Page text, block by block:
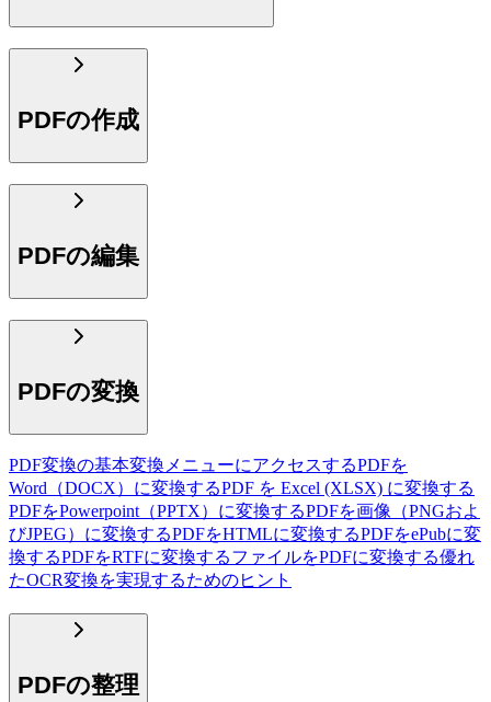
PDFの作成
PDFの編集
PDFの変換
PDF変換の基本変換メニューにアクセスするPDFを
Word（DOCX）に変換するPDF を Excel (XLSX) に変換する
PDFをPowerpoint（PPTX）に変換するPDFを画像（PNGおよ
びJPEG）に変換するPDFをHTMLに変換するPDFをePubに変
換するPDFをRTFに変換するファイルをPDFに変換する優れ
たOCR変換を実現するためのヒント
PDFの整理